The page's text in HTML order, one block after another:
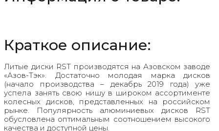
Краткое описание:
Литые диски RST производятся на Азовском заводе
«Азов-Тэк». Достаточно молодая марка дисков
(начало производства – декабрь 2019 года) уже
успела занять свою нишу в широком ассортименте
колесных дисков, представленных на российском
рынке. Популярность алюминиевых дисков RST
обусловлена оптимальным соотношением высокого
качества и доступной цены.